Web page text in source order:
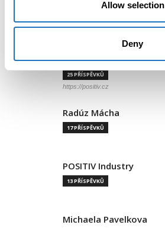
Allow selection
Deny
Vendy Burešová
80 PŘÍSPĚVKŮ
Aleš Vítek
25 PŘÍSPĚVKŮ
https://positiv.cz
Radúz Mácha
17 PŘÍSPĚVKŮ
POSITIV Industry
13 PŘÍSPĚVKŮ
Michaela Pavelkova